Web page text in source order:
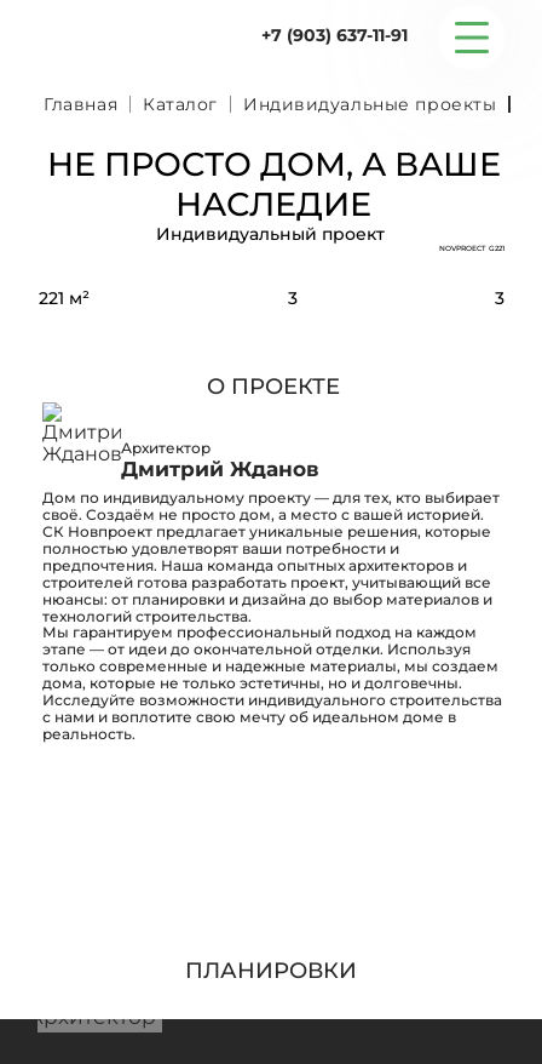
+7 (903) 637-11-91
Серийные дома
Строительство
Проектирование
Статьи
Контакты
Главная Каталог Индивидуальные проекты
НЕ ПРОСТО ДОМ, А ВАШЕ
НАСЛЕДИЕ
Индивидуальный проект
NOVPROECT G221
221 м² 3 3
О ПРОЕКТЕ
Архитектор
Дмитрий Жданов
Дом по индивидуальному проекту — для тех, кто выбирает
своё. Создаём не просто дом, а место с вашей историей.
СК Новпроект предлагает уникальные решения, которые
полностью удовлетворят ваши потребности и
предпочтения. Наша команда опытных архитекторов и
строителей готова разработать проект, учитывающий все
нюансы: от планировки и дизайна до выбор материалов и
технологий строительства.
Мы гарантируем профессиональный подход на каждом
этапе — от идеи до окончательной отделки. Используя
только современные и надежные материалы, мы создаем
дома, которые не только эстетичны, но и долговечны.
Исследуйте возможности индивидуального строительства
с нами и воплотите свою мечту об идеальном доме в
реальность.
ПЛАНИРОВКИ
Архитектор